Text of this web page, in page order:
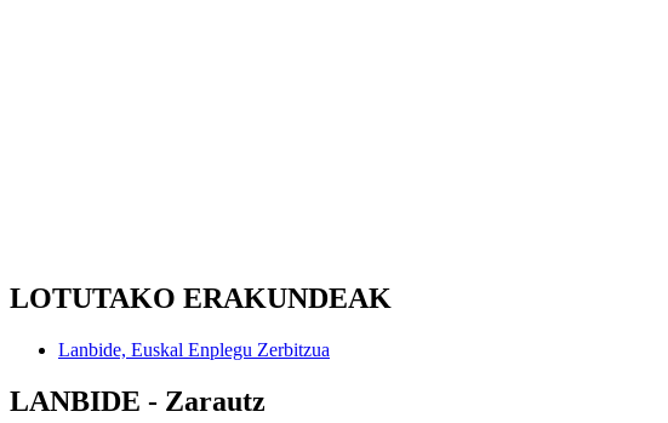
LOTUTAKO ERAKUNDEAK
Lanbide, Euskal Enplegu Zerbitzua
LANBIDE - Zarautz